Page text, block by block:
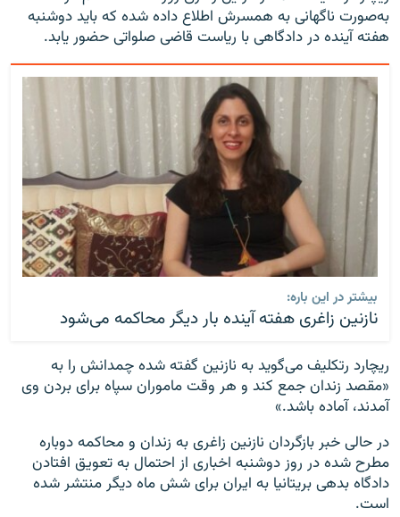
به‌صورت ناگهانی به همسرش اطلاع داده شده که باید دوشنبه
هفته آینده در دادگاهی با ریاست قاضی صلواتی حضور یابد.
بیشتر در این باره:
نازنین زاغری هفته آینده بار دیگر محاکمه می‌شود‎
ریچارد رتکلیف می‌گوید به نازنین گفته شده چمدانش را به
«مقصد زندان جمع کند و هر وقت ماموران سپاه برای بردن وی
آمدند، آماده باشد.»
در حالی خبر بازگردان نازنین زاغری به زندان و محاکمه دوباره
مطرح شده در روز دوشنبه اخباری از احتمال به تعویق افتادن
دادگاه بدهی بریتانیا به ایران برای شش ماه دیگر منتشر شده
است.